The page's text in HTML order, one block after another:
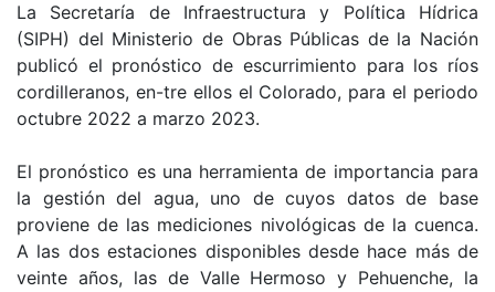
La Secretaría de Infraestructura y Política Hídrica
(SIPH) del Ministerio de Obras Públicas de la Nación
publicó el pronóstico de escurrimiento para los ríos
cordilleranos, en-tre ellos el Colorado, para el periodo
octubre 2022 a marzo 2023.
El pronóstico es una herramienta de importancia para
la gestión del agua, uno de cuyos datos de base
proviene de las mediciones nivológicas de la cuenca.
A las dos estaciones disponibles desde hace más de
veinte años, las de Valle Hermoso y Pehuenche, la